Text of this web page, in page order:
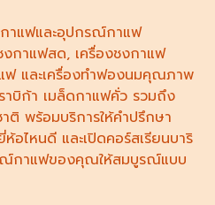
าแฟและอุปกรณ์กาแฟ
งกาแฟสด, เครื่องชงกาแฟ
ฟและเครื่องทำฟองนมคุณภาพ
าบิก้า เมล็ดกาแฟคั่ว รวมถึง
ติ พร้อมบริการให้คำปรึกษา
ห้อไหนดี และเปิดคอร์สเรียนบาริ
ณ์กาแฟของคุณให้สมบูรณ์แบบ